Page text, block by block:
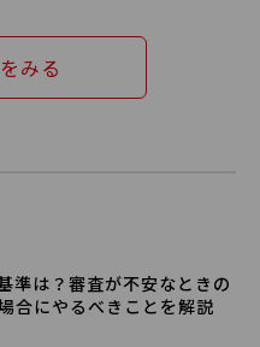
みる
準は？審査が不安なときの
合にやるべきことを解説